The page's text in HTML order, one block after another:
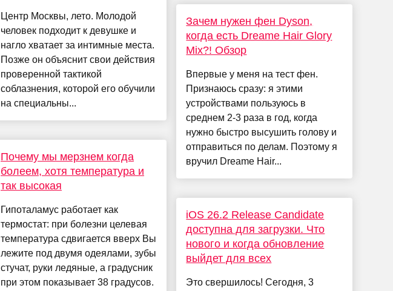
Центр Москвы, лето. Молодой
человек подходит к девушке и
нагло хватает за интимные места.
Позже он объяснит свои действия
проверенной тактикой
соблазнения, которой его обучили
на специальны...
Почему мы мерзнем когда
болеем, хотя температура и
так высокая
Гипоталамус работает как
термостат: при болезни целевая
температура сдвигается вверх Вы
лежите под двумя одеялами, зубы
стучат, руки ледяные, а градусник
при этом показывает 38 градусов.
Зачем нужен фен Dyson,
когда есть Dreame Hair Glory
Mix?! Обзор
Впервые у меня на тест фен.
Признаюсь сразу: я этими
устройствами пользуюсь в
среднем 2-3 раза в год, когда
нужно быстро высушить голову и
отправиться по делам. Поэтому я
вручил Dreame Hair...
iOS 26.2 Release Candidate
доступна для загрузки. Что
нового и когда обновление
выйдет для всех
Это свершилось! Сегодня, 3